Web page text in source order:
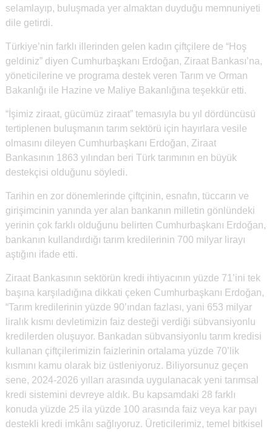
selamlayıp, buluşmada yer almaktan duyduğu memnuniyeti
dile getirdi.
Türkiye’nin farklı illerinden gelen kadın çiftçilere de “Hoş
geldiniz” diyen Cumhurbaşkanı Erdoğan, Ziraat Bankası’na,
yöneticilerine ve programa destek veren Tarım ve Orman
Bakanlığı ile Hazine ve Maliye Bakanlığına teşekkür etti.
“İşimiz ziraat, gücümüz ziraat” temasıyla bu yıl dördüncüsü
tertiplenen buluşmanın tarım sektörü için hayırlara vesile
olmasını dileyen Cumhurbaşkanı Erdoğan, Ziraat
Bankasının 1863 yılından beri Türk tarımının en büyük
destekçisi olduğunu söyledi.
Tarihin en zor dönemlerinde çiftçinin, esnafın, tüccarın ve
girişimcinin yanında yer alan bankanın milletin gönlündeki
yerinin çok farklı olduğunu belirten Cumhurbaşkanı Erdoğan,
bankanın kullandırdığı tarım kredilerinin 700 milyar lirayı
aştığını ifade etti.
Ziraat Bankasının sektörün kredi ihtiyacının yüzde 71’ini tek
başına karşıladığına dikkati çeken Cumhurbaşkanı Erdoğan,
“Tarım kredilerinin yüzde 90’ından fazlası, yani 653 milyar
liralık kısmı devletimizin faiz desteği verdiği sübvansiyonlu
kredilerden oluşuyor. Bankadan sübvansiyonlu tarım kredisi
kullanan çiftçilerimizin faizlerinin ortalama yüzde 70’lik
kısmını kamu olarak biz üstleniyoruz. Biliyorsunuz geçen
sene, 2024-2026 yılları arasında uygulanacak yeni tarımsal
kredi sistemini devreye aldık. Bu kapsamdaki 28 farklı
konuda yüzde 25 ila yüzde 100 arasında faiz veya kar payı
destekli kredi imkânı sağlıyoruz. Üreticilerimiz, temel bitkisel